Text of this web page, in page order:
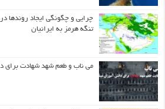
چرایی و چگونگی ایجاد روندها
تنگه هرمز به ایرانیان
می ناب و طعم شهد شهادت برای